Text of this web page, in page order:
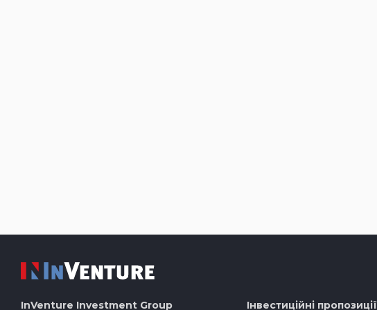
InVenture Investment Group Інвестиційні пропозиції